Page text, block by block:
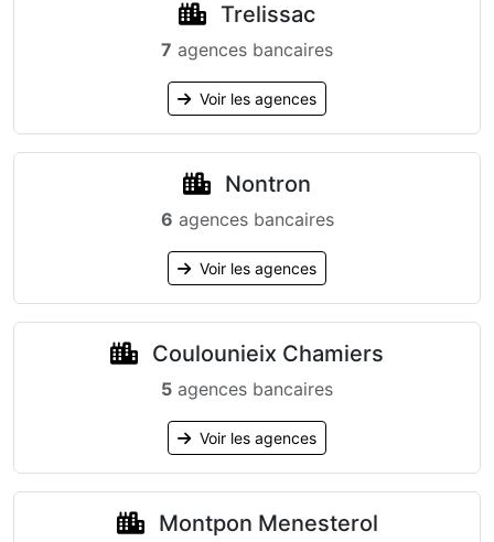
Trelissac
7 agences bancaires
Voir les agences
Nontron
6 agences bancaires
Voir les agences
Coulounieix Chamiers
5 agences bancaires
Voir les agences
Montpon Menesterol